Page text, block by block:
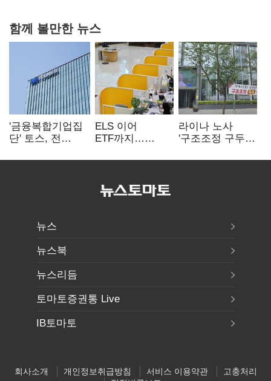
함께 볼만한 뉴스
'금융복합기업집
단' 토스, 전
표준화
ELS 이어
ETF까지…
제동 걸린 은행
라이나 노사
'구조조정 구두
뉴스
뉴스북
뉴스리듬
토마토증권통 Live
IB토마토
회사소개 개인정보취급방침 서비스 이용약관
고충처리